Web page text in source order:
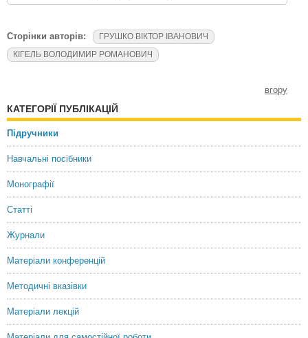
Сторінки авторів:
ГРУШКО ВІКТОР ІВАНОВИЧ
КІГЕЛЬ ВОЛОДИМИР РОМАНОВИЧ
вгору
КАТЕГОРІЇ ПУБЛІКАЦІЙ
Підручники
Навчальні посібники
Монографії
Статті
Журнали
Матеріали конференцій
Методичні вказівки
Матеріали лекцій